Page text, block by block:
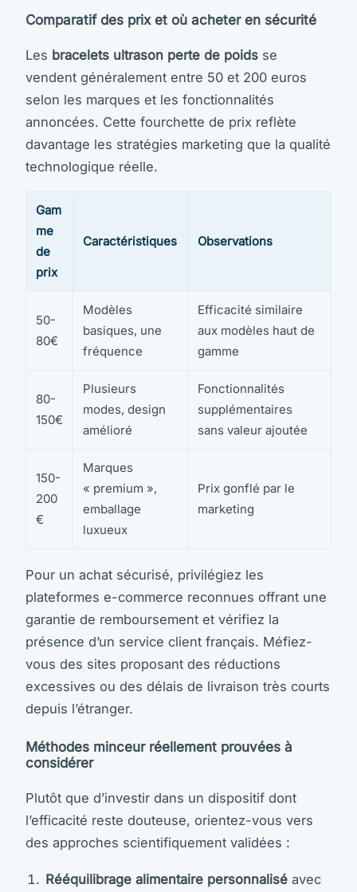
Comparatif des prix et où acheter en sécurité
Les bracelets ultrason perte de poids se
vendent généralement entre 50 et 200 euros
selon les marques et les fonctionnalités
annoncées. Cette fourchette de prix reflète
davantage les stratégies marketing que la qualité
technologique réelle.
Gam
me
de
prix
Caractéristiques Observations
50-
80€
Modèles
basiques, une
fréquence
Efficacité similaire
aux modèles haut de
gamme
80-
150€
Plusieurs
modes, design
amélioré
Fonctionnalités
supplémentaires
sans valeur ajoutée
150-
200
€
Marques
« premium »,
emballage
luxueux
Prix gonflé par le
marketing
Pour un achat sécurisé, privilégiez les
plateformes e-commerce reconnues offrant une
garantie de remboursement et vérifiez la
présence d’un service client français. Méfiez-
vous des sites proposant des réductions
excessives ou des délais de livraison très courts
depuis l’étranger.
Méthodes minceur réellement prouvées à
considérer
Plutôt que d’investir dans un dispositif dont
l’efficacité reste douteuse, orientez-vous vers
des approches scientifiquement validées :
Rééquilibrage alimentaire personnalisé avec